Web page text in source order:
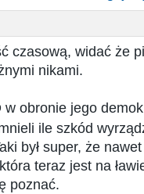
czasową, widać że
nikami.
w obronie jego
ile szkód
był super, że nawet
teraz jest na
poznać.